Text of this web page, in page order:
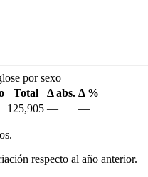
por sexo
Total Δ abs. Δ %
125,905 — —
respecto al año anterior.